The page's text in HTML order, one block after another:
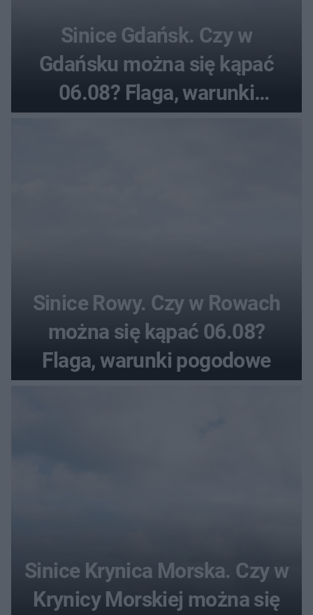
Sinice Gdańsk. Czy w
Gdańsku można się kąpać
06.08? Flaga, warunki
Sinice Rowy. Czy w Rowach
można się kąpać 06.08?
Flaga, warunki pogodowe
Sinice Krynica Morska. Czy w
Krynicy Morskiej można się